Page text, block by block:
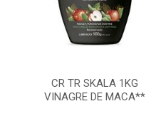
CR TR SKALA 1KG
VINAGRE DE MACA**